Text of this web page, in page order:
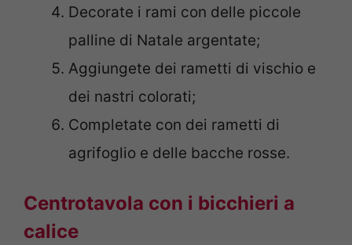
Decorate i rami con delle piccole
palline di Natale argentate;
Aggiungete dei rametti di vischio e
dei nastri colorati;
Completate con dei rametti di
agrifoglio e delle bacche rosse.
Centrotavola con i bicchieri a
calice